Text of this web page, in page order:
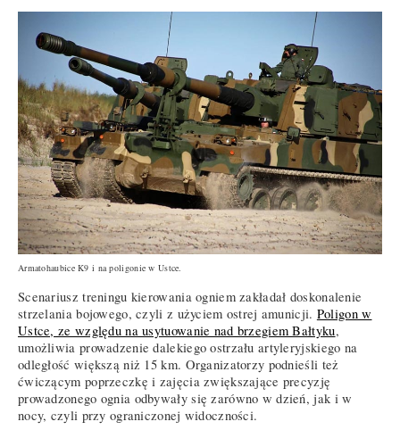
Armatohaubice K9 i na poligonie w Ustce.
Scenariusz treningu kierowania ogniem zakładał doskonalenie
strzelania bojowego, czyli z użyciem ostrej amunicji. Poligon w
Ustce, ze względu na usytuowanie nad brzegiem Bałtyku,
umożliwia prowadzenie dalekiego ostrzału artyleryjskiego na
odległość większą niż 15 km. Organizatorzy podnieśli też
ćwiczącym poprzeczkę i zajęcia zwiększające precyzję
prowadzonego ognia odbywały się zarówno w dzień, jak i w
nocy, czyli przy ograniczonej widoczności.